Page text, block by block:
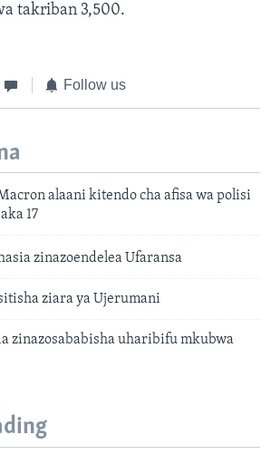
takriban 3,500.
Follow us
alaani kitendo cha afisa wa polisi
17
zinazoendelea Ufaransa
ziara ya Ujerumani
zinazosababisha uharibifu mkubwa